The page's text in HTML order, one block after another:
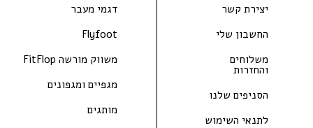
יצירת קשר
החשבון שלי
משלוחים
והחזרות
הסניפים שלנו
לתנאי השימוש
דגמי מעבר
Flyfoot
משווק מורשה FitFlop
מגפיים ומגפונים
מותגים